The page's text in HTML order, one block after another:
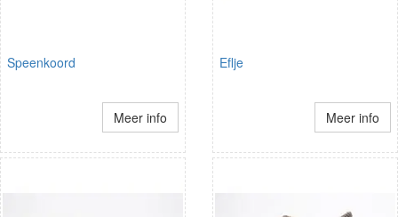
Speenkoord
Meer info
Eflje
Meer info